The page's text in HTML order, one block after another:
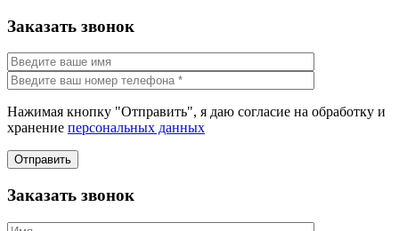
Заказать звонок
Нажимая кнопку "Отправить", я даю согласие на обработку и
хранение персональных данных
Отправить
Заказать звонок